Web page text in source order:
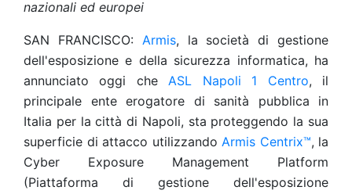
nazionali ed europei
SAN FRANCISCO: Armis, la società di gestione
dell'esposizione e della sicurezza informatica, ha
annunciato oggi cheASL Napoli 1 Centro, il
principale ente erogatore di sanità pubblica in
Italia per la città di Napoli, sta proteggendo la sua
superficie di attacco utilizzando Armis Centrix™, la
Cyber Exposure Management Platform
(Piattaforma di gestione dell'esposizione